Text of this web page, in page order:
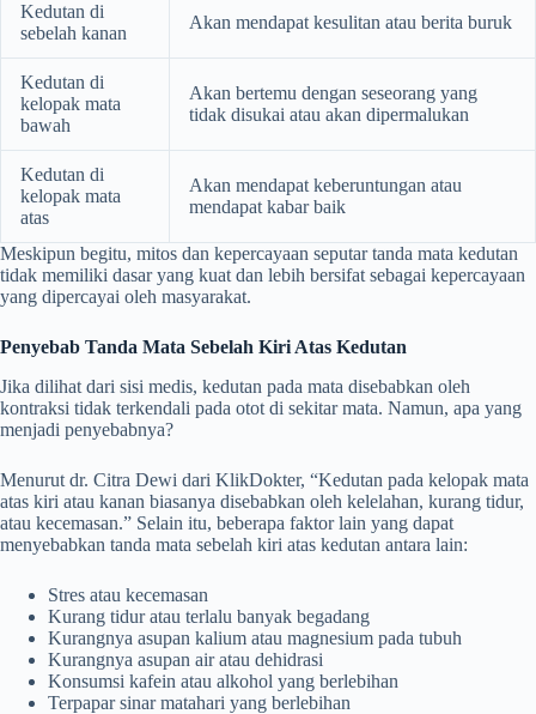
Kedutan di
sebelah kanan
Akan mendapat kesulitan atau berita buruk
Kedutan di
kelopak mata
bawah
Akan bertemu dengan seseorang yang
tidak disukai atau akan dipermalukan
Kedutan di
kelopak mata
atas
Akan mendapat keberuntungan atau
mendapat kabar baik
Meskipun begitu, mitos dan kepercayaan seputar tanda mata kedutan
tidak memiliki dasar yang kuat dan lebih bersifat sebagai kepercayaan
yang dipercayai oleh masyarakat.
Penyebab Tanda Mata Sebelah Kiri Atas Kedutan
Jika dilihat dari sisi medis, kedutan pada mata disebabkan oleh
kontraksi tidak terkendali pada otot di sekitar mata. Namun, apa yang
menjadi penyebabnya?
Menurut dr. Citra Dewi dari KlikDokter, “Kedutan pada kelopak mata
atas kiri atau kanan biasanya disebabkan oleh kelelahan, kurang tidur,
atau kecemasan.” Selain itu, beberapa faktor lain yang dapat
menyebabkan tanda mata sebelah kiri atas kedutan antara lain:
Stres atau kecemasan
Kurang tidur atau terlalu banyak begadang
Kurangnya asupan kalium atau magnesium pada tubuh
Kurangnya asupan air atau dehidrasi
Konsumsi kafein atau alkohol yang berlebihan
Terpapar sinar matahari yang berlebihan